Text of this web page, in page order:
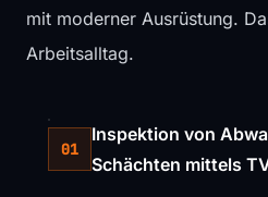
mit moderner Ausrüstung.
Arbeitsalltag.
01
Inspektion von
Schächten mittels